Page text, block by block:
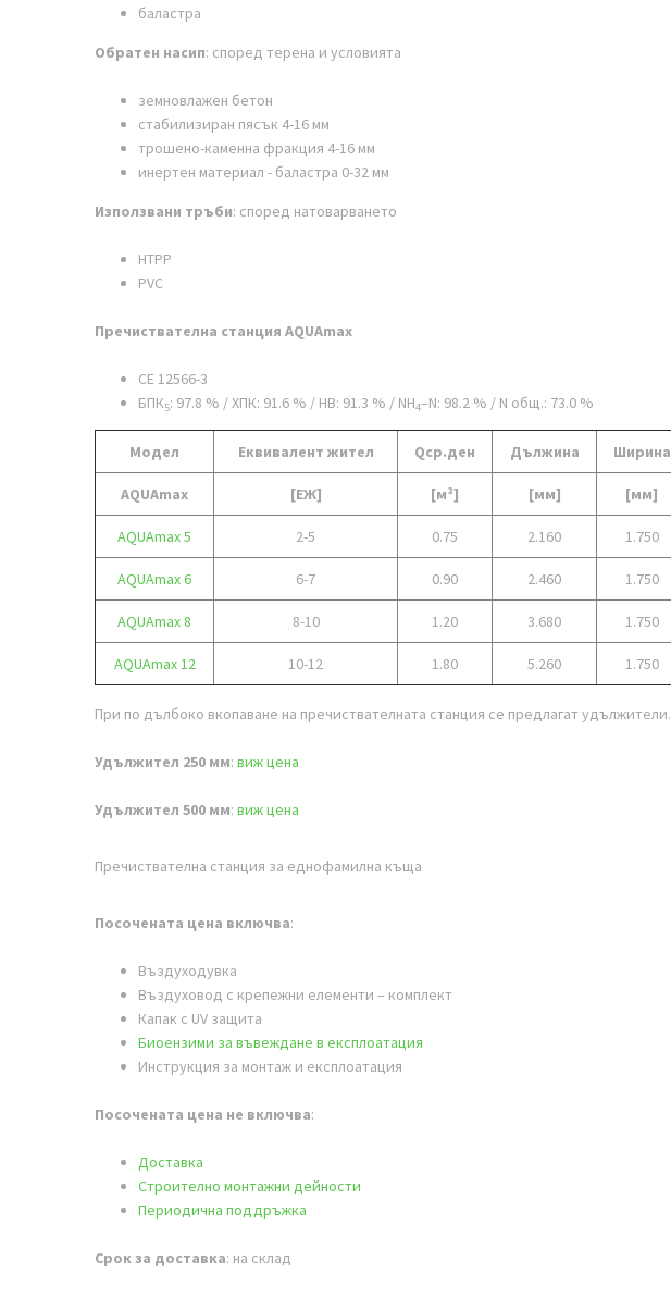
баластра
Обратен насип: според терена и условията
земновлажен бетон
стабилизиран пясък 4-16 мм
трошено-каменна фракция 4-16 мм
инертен материал - баластра 0-32 мм
Използвани тръби: според натоварването
НТРР
PVC
Пречиствателна станция AQUAmax
CE 12566-3
БПК5: 97.8 % / ХПК: 91.6 % / НВ: 91.3 % / NH4–N: 98.2 % / N общ.: 73.0 %
Модел Еквивалент жител Qср.ден Дължина Ширина
AQUAmax [ЕЖ] [м³] [мм] [мм]
AQUAmax 5 2-5 0.75 2.160 1.750
AQUAmax 6 6-7 0.90 2.460 1.750
AQUAmax 8 8-10 1.20 3.680 1.750
AQUAmax 12 10-12 1.80 5.260 1.750
При по дълбоко вкопаване на пречиствателната станция се предлагат удължители.
Удължител 250 мм: виж цена
Удължител 500 мм: виж цена
Пречиствателна станция за еднофамилна къща
Посочената цена включва:
Въздуходувка
Въздуховод с крепежни елементи – комплект
Капак с UV защита
Биоензими за въвеждане в експлоатация
Инструкция за монтаж и експлоатация
Посочената цена не включва:
Доставка
Строително монтажни дейности
Периодична поддръжка
Срок за доставка: на склад